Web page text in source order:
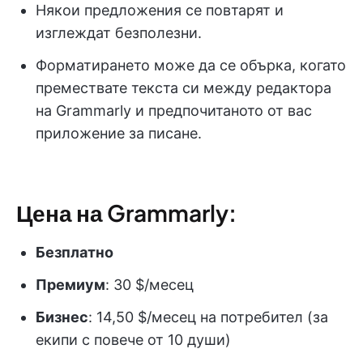
Някои предложения се повтарят и
изглеждат безполезни.
Форматирането може да се обърка, когато
премествате текста си между редактора
на Grammarly и предпочитаното от вас
приложение за писане.
Цена на Grammarly:
Безплатно
Премиум: 30 $/месец
Бизнес: 14,50 $/месец на потребител (за
екипи с повече от 10 души)